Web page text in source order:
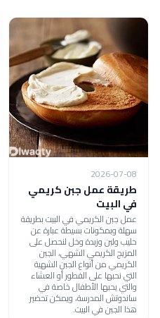
2026-07-08
طريقة عمل جبن كريمي
في البيت
عمل جبن الكريمي في البيت بطريقة
سهلة وبمكونات بسيطة عبارة عن
حليب ولبن وزبدة وخل لنحصل على
المزيج الكريمي الشهي، الجبن
الكريمي من أنواع الجبن الشهية
التي نحبها على الفطور أو العشاء
والتي يحبها الأطفال خاصة في
ساندوتش المدرسة، ويمكن تحضير
هذا الجبن في البيت.